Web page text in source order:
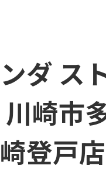
ダ ス
崎市
登戸店